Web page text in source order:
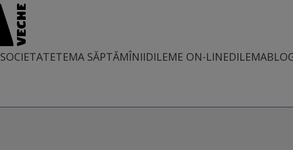
SOCIETATETEMA SĂPTĂMÎNIIDILEME ON-LINE